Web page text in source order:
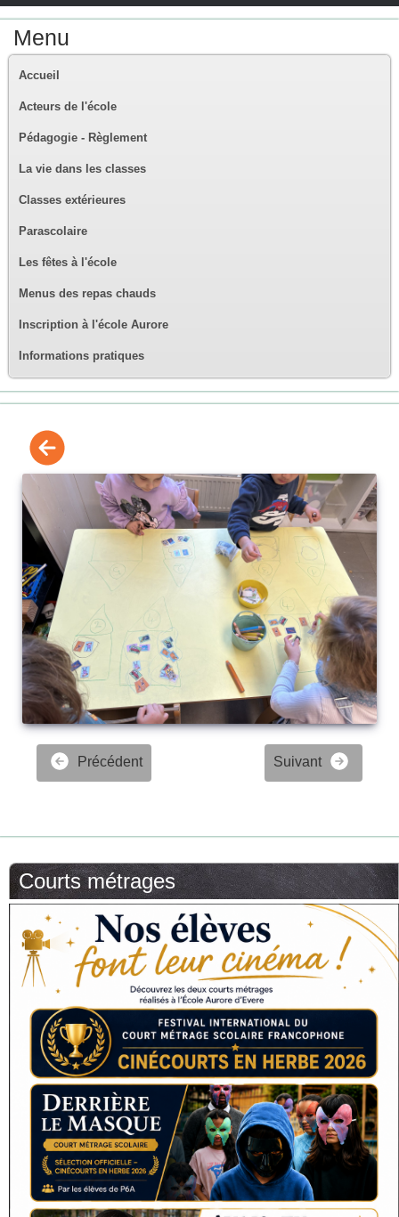
Menu
Accueil
Acteurs de l'école
Pédagogie - Règlement
La vie dans les classes
Classes extérieures
Parascolaire
Les fêtes à l'école
Menus des repas chauds
Inscription à l'école Aurore
Informations pratiques
Précédent Suivant
Courts métrages